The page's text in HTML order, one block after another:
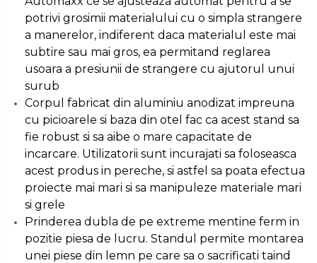
Chingi Auto & Coarde Elastice
Intretinere & Cosmetica auto
Scule pentru coloana de
esapament
Pistol Spuma Poliuretanica
Pistol Silicon (Tub de Silicon)
Termometru Infrarosu
Menghina de banc – tamplarie
si alte domenii
Suruburi si dibluri
Carlige de Ridicare
Masini de Ascutit Panza Circular
Accesorii & Echipamente
Spalatorie Auto
Masina de taiat beton
Utilaje tamplarie / prelucrare
lemn
Aeroterme si Ventilatoare
Bormasini & Masini de Gaurit
potrivi grosimii materialului cu o simpla strangere
a manerelor, indiferent daca materialul este mai
subtire sau mai gros, ea permitand reglarea
usoara a presiunii de strangere cu ajutorul unui
surub
Corpul fabricat din aluminiu anodizat impreuna
cu picioarele si baza din otel fac ca acest stand sa
fie robust si sa aibe o mare capacitate de
incarcare. Utilizatorii sunt incurajati sa foloseasca
acest produs in pereche, si astfel sa poata efectua
proiecte mai mari si sa manipuleze materiale mari
si grele
Prinderea dubla de pe extreme mentine ferm in
pozitie piesa de lucru. Standul permite montarea
unei piese din lemn pe care sa o sacrificati taind